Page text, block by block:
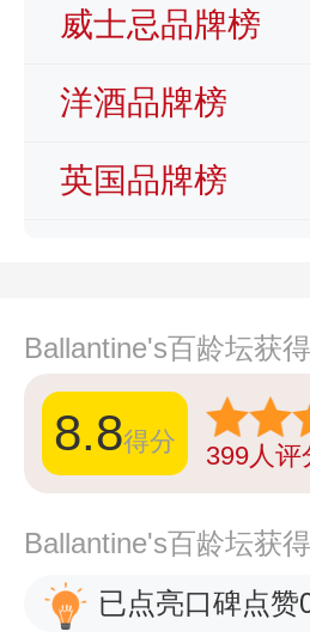
威士忌品牌榜
洋酒品牌榜
英国品牌榜
Ballantine's百龄坛获
8.8得分 399人评
Ballantine's百龄坛获
已点亮口碑点赞